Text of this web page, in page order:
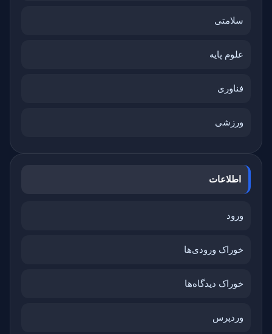
سلامتی
علوم پایه
فناوری
ورزشی
اطلاعات
ورود
خوراک ورودی‌ها
خوراک دیدگاه‌ها
وردپرس